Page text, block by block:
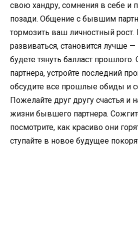
свою хандру, сомнения в себе и
позади. Общение с бывшим
тормозить ваш личностный
развиваться, становится лучше —
будете тянуть балласт
партнера, устройте последний
обсудите все прошлые обиды и
Пожелайте друг другу счастья и
жизни бывшего партнера.
посмотрите, как красиво они
ступайте в новое будущее